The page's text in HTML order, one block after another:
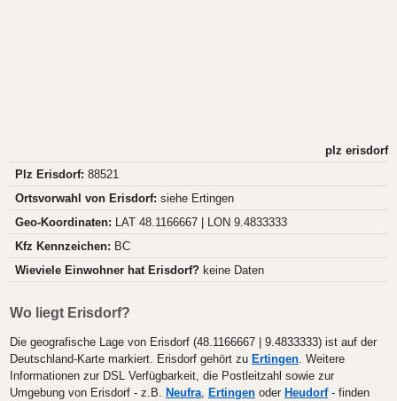
plz erisdorf
Plz Erisdorf: 88521
Ortsvorwahl von Erisdorf: siehe Ertingen
Geo-Koordinaten: LAT 48.1166667 | LON 9.4833333
Kfz Kennzeichen: BC
Wieviele Einwohner hat Erisdorf? keine Daten
Wo liegt Erisdorf?
Die geografische Lage von Erisdorf (48.1166667 | 9.4833333) ist auf der
Deutschland-Karte markiert. Erisdorf gehört zu Ertingen. Weitere
Informationen zur DSL Verfügbarkeit, die Postleitzahl sowie zur
Umgebung von Erisdorf - z.B. Neufra, Ertingen oder Heudorf- finden